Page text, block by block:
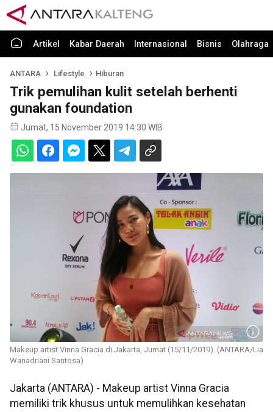
Artikel Kabar Daerah Internasional Bisnis Olahraga
ANTARA Lifestyle Hiburan
Trik pemulihan kulit setelah berhenti
gunakan foundation
Jumat, 15 November 2019 14:30 WIB
Makeup artist Vinna Gracia di Jakarta, Jumat (15/11/2019). (ANTARA/Lia
Wanadriani Santosa)
Jakarta (ANTARA) - Makeup artist Vinna Gracia
memiliki trik khusus untuk memulihkan kesehatan